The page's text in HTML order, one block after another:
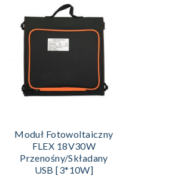
Moduł Fotowoltaiczny
FLEX 18V30W
Przenośny/składany
USB [3*10W]